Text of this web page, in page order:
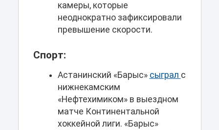
камеры, которые
неоднократно зафиксировали
превышение скорости.
Спорт:
Астанинский «Барыс» сыграл с
нижнекамским
«Нефтехимиком» в выездном
матче Континентальной
хоккейной лиги. «Барыс»